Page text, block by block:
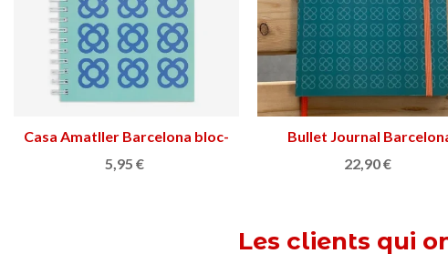
Ajouter au panier
Carnet 3D La Pedrera
19,95 €
Ajouter au panier
Quadern 3D Parc Güell
19,95 €